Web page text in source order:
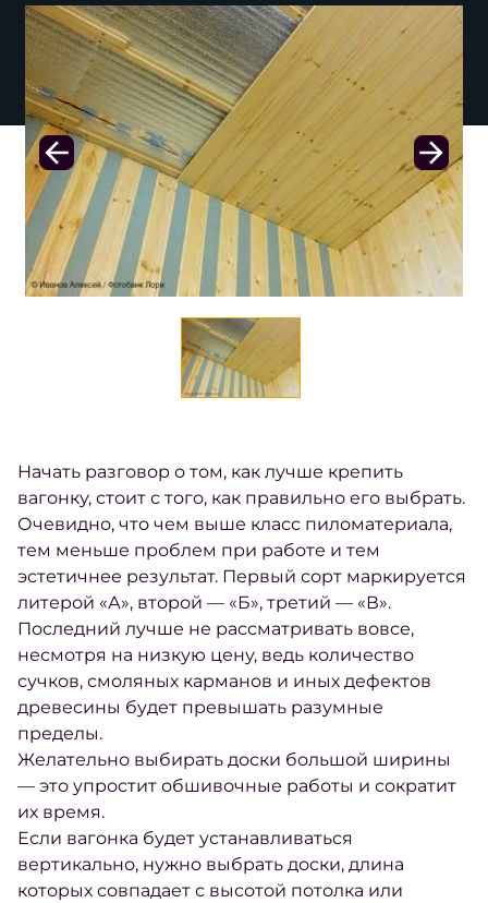
Начать разговор о том, как лучше крепить
вагонку, стоит с того, как правильно его выбрать.
Очевидно, что чем выше класс пиломатериала,
тем меньше проблем при работе и тем
эстетичнее результат. Первый сорт маркируется
литерой «А», второй — «Б», третий — «В».
Последний лучше не рассматривать вовсе,
несмотря на низкую цену, ведь количество
сучков, смоляных карманов и иных дефектов
древесины будет превышать разумные
пределы.
Желательно выбирать доски большой ширины
— это упростит обшивочные работы и сократит
их время.
Если вагонка будет устанавливаться
вертикально, нужно выбрать доски, длина
которых совпадает с высотой потолка или